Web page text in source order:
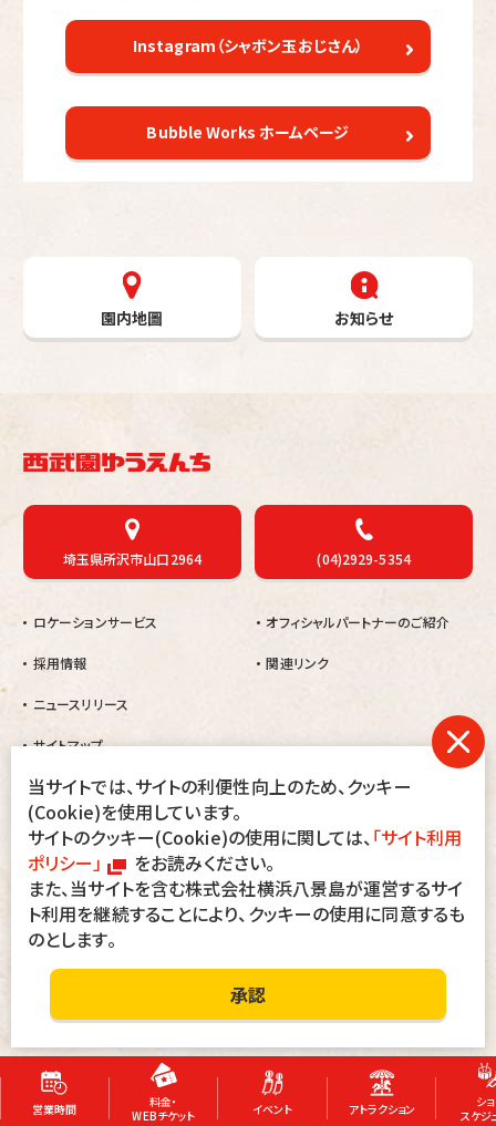
営業時間
料金・
WEBチケット
イベント アトラクション
シ
スケジ
Instagram（シャボン玉おじさん）
Bubble Works ホームページ
園内地圖 お知らせ
当サイトでは、サイトの利便性向上のため、クッキー
(Cookie)を使用しています。
サイトのクッキー(Cookie)の使用に関しては、「サイト利用
ポリシー」
をお読みください。
また、当サイトを含む株式会社横浜八景島が運営するサイ
ト利用を継続することにより、クッキーの使用に同意するも
のとします。
承認
埼玉県所沢市山口2964 (04)2929-5354
ロケーションサービス
採用情報
ニュースリリース
サイトマップ
オフィシャルパートナーのご紹介
関連リンク
当園では、暴力団及びその関係者、刺青・タトゥー・シール・ペイント等をされ
た方の入園は固くお断りします。
万一、入園された場合でも退園して頂きます。その際、入園料・駐車料金等の
返金は致しませんのでご了承ください。
会社情報 サイトのご利用にあたって
お客さまへのお願い
©Seibuen Amusement Park